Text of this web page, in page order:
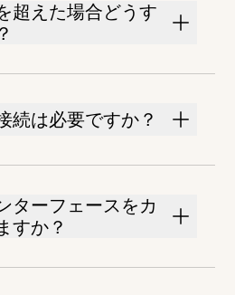
超えた場合どうす
続は必要ですか？
ターフェースをカ
すか？